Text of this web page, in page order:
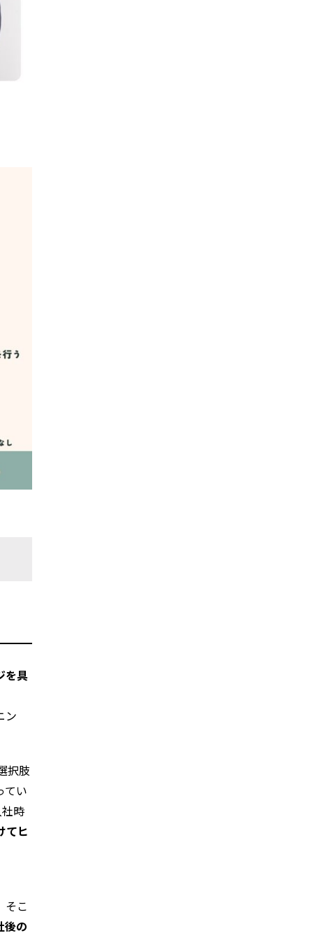
を具
ン
択肢
てい
時
てヒ
そこ
後の